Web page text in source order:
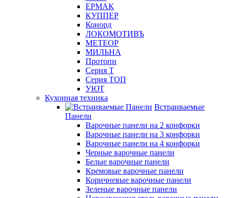
ЕРМАК
КУППЕР
Конорд
ЛОКОМОТИВЪ
МЕТЕОР
МИЛЬНА
Протопи
Серия Т
Серия ТОП
УЮТ
Кухонная техника
Встраиваемые
Панели
Варочные панели на 2 конфорки
Варочные панели на 3 конфорки
Варочные панели на 4 конфорки
Черные варочные панели
Белые варочные панели
Кремовые варочные панели
Коричневые варочные панели
Зеленые варочные панели